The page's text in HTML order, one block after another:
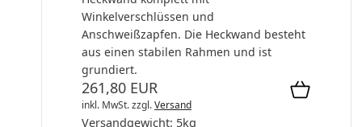
Winkelverschlüssen und
Anschweißzapfen. Die Heckwand besteht
aus einen stabilen Rahmen und ist
grundiert.
261,80 EUR
inkl. MwSt.zzgl.Versand
Versandgewicht: 5kg